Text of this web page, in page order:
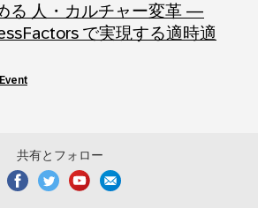
る 人・カルチャー変革 ―
で実現する適時適
共有とフォロー